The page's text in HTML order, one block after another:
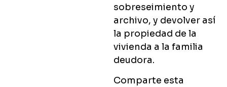
sobreseimiento y
archivo, y devolver así
la propiedad de la
vivienda a la familia
deudora.
Comparte esta